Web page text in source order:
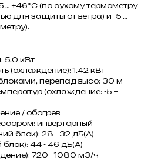
+46°C (по сухому термометру
для защиты от ветра) и -5 …
5.0 кВт
(охлаждение): 1.42 кВт
перепад высо: 30 м
(охлаждение: -5 ~
/ обогрев
инверторный
блок): 28 - 32 дБ(А)
44 - 46 дБ(А)
720 - 1080 м3/ч